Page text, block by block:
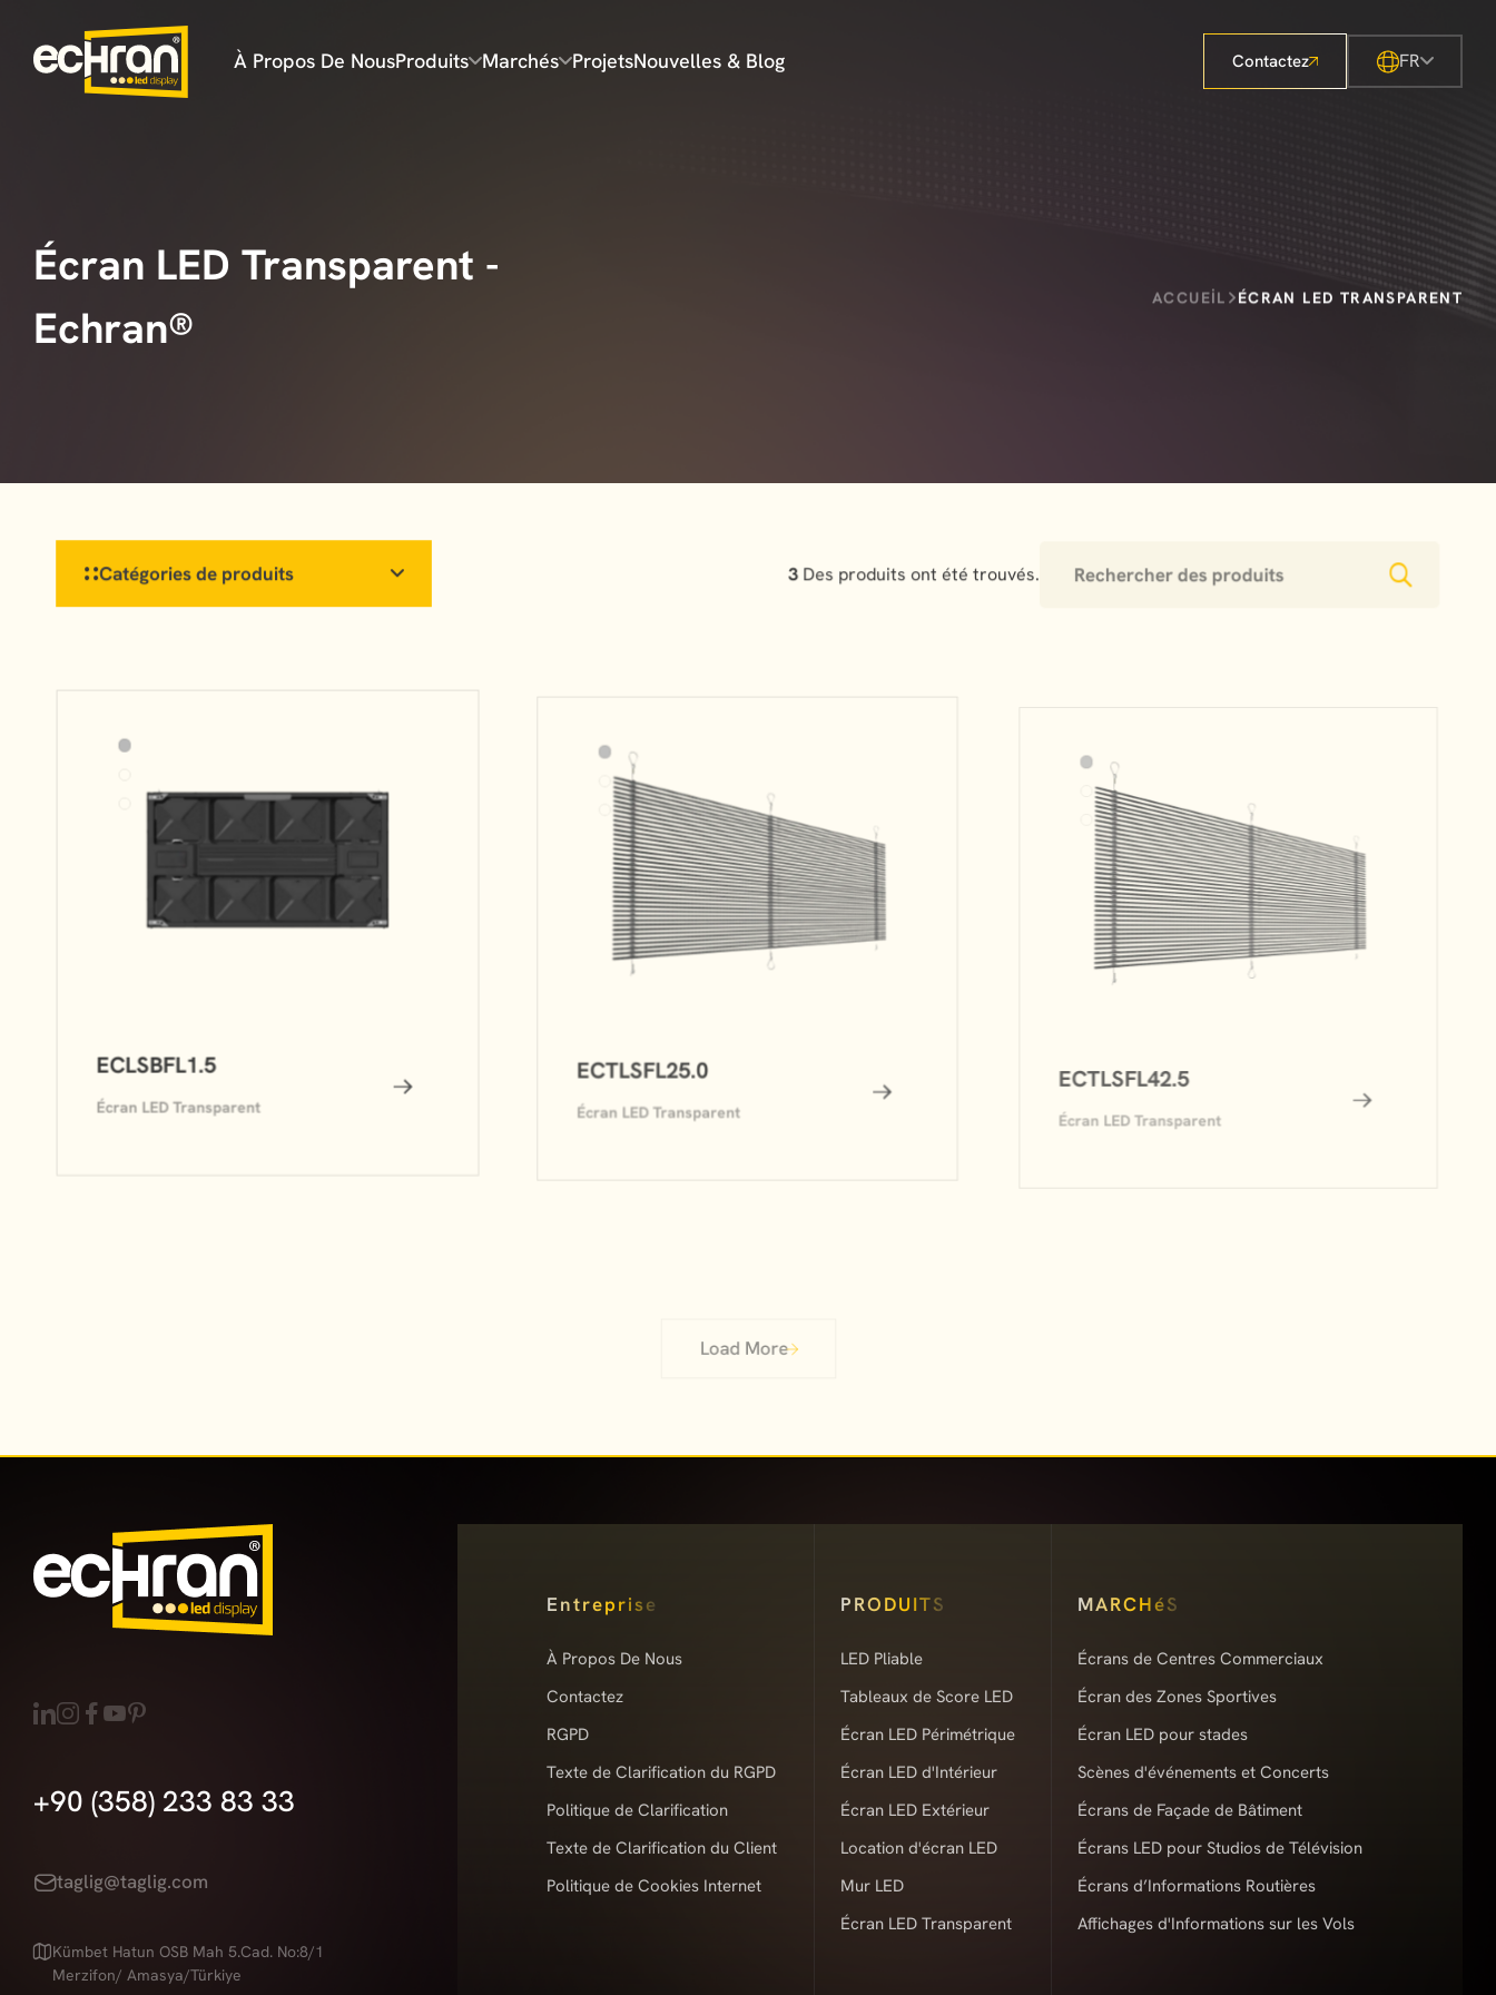
À Propos De NousProduits Marchés ProjetsNouvelles & Blog FR
Contactez
Écran LED Transparent -
Echran®
ACCUEIL ÉCRAN LED TRANSPARENT
Catégories de produits 3 Des produits ont été trouvés.
ECLSBFL1.5
Écran LED Transparent
ECTLSFL25.0
Écran LED Transparent
+90 (358) 233 83 33
taglig@taglig.com
Kümbet Hatun OSB Mah 5.Cad. No:8/1
Merzifon/ Amasya/Türkiye
Entreprise
À Propos De Nous
Contactez
RGPD
Texte de Clarification du RGPD
Politique de Clarification
Texte de Clarification du Client
Politique de Cookies Internet
PRODUITS
LED Pliable
Tableaux de Score LED
Écran LED Périmétrique
Écran LED d'Intérieur
Écran LED Extérieur
Location d'écran LED
Mur LED
Écran LED Transparent
MARCHéS
Écrans de Centres Commerciaux
Écran des Zones Sportives
Écran LED pour stades
Scènes d'événements et Concerts
Écrans de Façade de Bâtiment
Écrans LED pour Studios de Télévision
Écrans d’Informations Routières
Affichages d'Informations sur les Vols